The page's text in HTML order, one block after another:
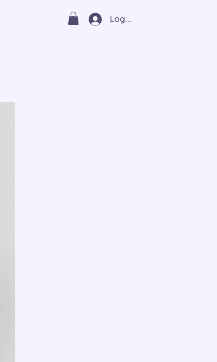
Log In